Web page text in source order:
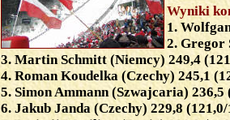
Wyniki
1.
2. Gregor
3. Martin Schmitt (Niemcy) 249,4
4. Roman Koudelka (Czechy) 245,1
5. Simon Ammann (Szwajcaria) 236,5
6. Jakub Janda (Czechy) 229,8